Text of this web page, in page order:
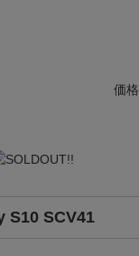
価格
S10 SCV41